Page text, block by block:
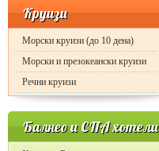
Круизи
Морски круизи (до 10 дена)
Морски и презокеански круизи
Речни круизи
Балнео и СПА хотели